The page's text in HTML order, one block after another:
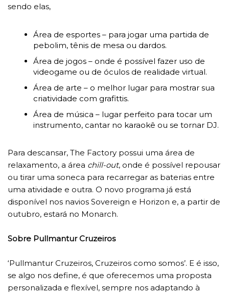
sendo elas,
Área de esportes – para jogar uma partida de
pebolim, tênis de mesa ou dardos.
Área de jogos – onde é possível fazer uso de
videogame ou de óculos de realidade virtual.
Área de arte – o melhor lugar para mostrar sua
criatividade com grafittis.
Área de música – lugar perfeito para tocar um
instrumento, cantar no karaokê ou se tornar DJ.
Para descansar, The Factory possui uma área de
relaxamento, a área chill-out, onde é possível repousar
ou tirar uma soneca para recarregar as baterias entre
uma atividade e outra. O novo programa já está
disponível nos navios Sovereign e Horizon e, a partir de
outubro, estará no Monarch.
Sobre Pullmantur Cruzeiros
‘Pullmantur Cruzeiros, Cruzeiros como somos’. E é isso,
se algo nos define, é que oferecemos uma proposta
personalizada e flexível, sempre nos adaptando à